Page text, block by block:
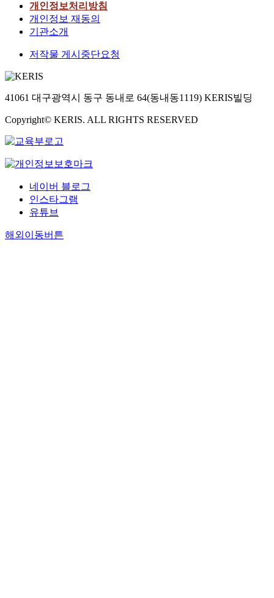
개인정보처리방침
개인정보 재동의
기관소개
저작물 게시중단요청
41061 대구광역시 동구 동내로 64(동내동1119) KERIS빌딩
Copyright© KERIS. ALL RIGHTS RESERVED
네이버 블로그
인스타그램
유튜브
해외이동버튼